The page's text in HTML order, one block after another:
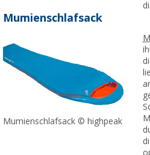
Mumienschlafsack
Mumienschlafsack © highpeak